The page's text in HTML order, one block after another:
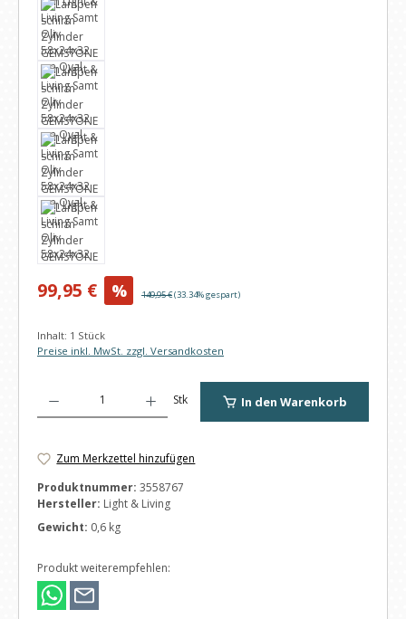
Verkaufspreis:
99,95 € % Regulärer Preis:
149,95 €(33.34% gespart)
Inhalt: 1 Stück
Preise inkl. MwSt. zzgl. Versandkosten
Stk In den Warenkorb
Zum Merkzettel hinzufügen
Produktnummer: 3558767
Hersteller: Light & Living
Gewicht: 0,6 kg
Produkt weiterempfehlen: